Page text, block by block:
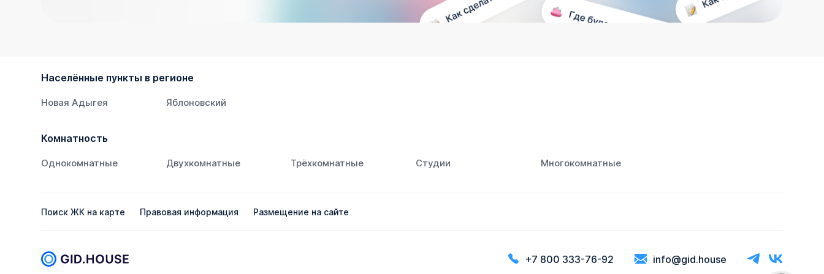
Населённые пункты в регионе
Новая Адыгея Яблоновский
Комнатность
Однокомнатные Двухкомнатные Трёхкомнатные Студии Многокомнатные
Поиск ЖК на карте Правовая информация Размещение на сайте
+7 800 333-76-92 info@gid.house